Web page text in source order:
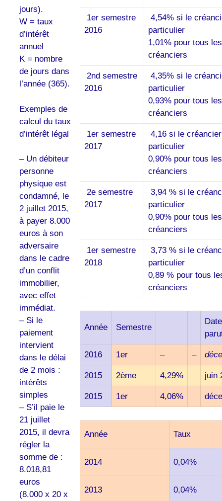
jours).
W = taux
d’intérêt
annuel
K = nombre
de jours dans
l’année (365).
Exemples de
calcul du taux
d’intérêt légal
– Un débiteur
personne
physique est
condamné, le
2 juillet 2015,
à payer 8.000
euros à son
adversaire
dans le cadre
d’un conflit
immobilier,
avec effet
immédiat.
– Si le
paiement
intervient
dans le délai
de 2 mois :
intérêts
simples
– S’il paie le
21 juillet
2015, il devra
régler la
somme de :
8.018,81
euros
(8.000 x 20 x
1er semestre
2016
4,54% si le
particulier
1,01% pour tous
créanciers
2nd semestre
2016
4,35% si le
particulier
0,93% pour tous
créanciers
1er semestre
2017
4,16 si le
particulier
0,90% pour tous
créanciers
2e semestre
2017
3,94 % si le
particulier
0,90% pour tous
créanciers
1er semestre
2018
3,73 % si le
particulier
0,89 % pour tous
créanciers
Année Semestre
2016 1er – –
2015 2ème 4,29% juin
2015 1er 4,06%
Année Taux
2014 0,04%
2013 0,04%